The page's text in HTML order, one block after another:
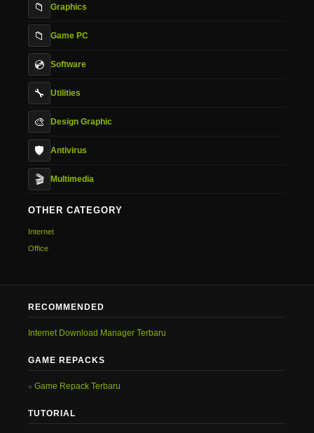
📁 Graphics
📁 Game PC
💿 Software
🔧 Utilities
🎨 Design Graphic
🛡️ Antivirus
🎬 Multimedia
OTHER CATEGORY
Internet
Office
RECOMMENDED
Internet Download Manager Terbaru
GAME REPACKS
Game Repack Terbaru
TUTORIAL